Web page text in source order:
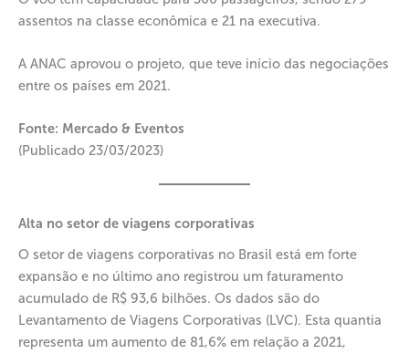
assentos na classe econômica e 21 na executiva.
A ANAC aprovou o projeto, que teve início das negociações
entre os países em 2021.
Fonte: Mercado & Eventos
(Publicado 23/03/2023)
Alta no setor de viagens corporativas
O setor de viagens corporativas no Brasil está em forte
expansão e no último ano registrou um faturamento
acumulado de R$ 93,6 bilhões. Os dados são do
Levantamento de Viagens Corporativas (LVC). Esta quantia
representa um aumento de 81,6% em relação a 2021,